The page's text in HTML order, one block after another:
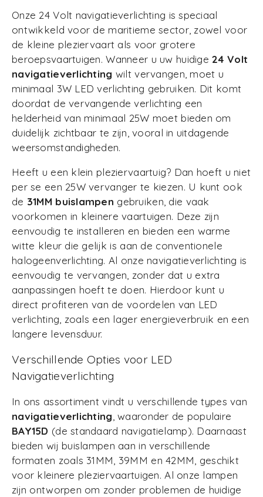
Onze 24 Volt navigatieverlichting is speciaal
ontwikkeld voor de maritieme sector, zowel voor
de kleine pleziervaart als voor grotere
beroepsvaartuigen. Wanneer u uw huidige24 Volt
navigatieverlichting wilt vervangen, moet u
minimaal 3W LED verlichting gebruiken. Dit komt
doordat de vervangende verlichting een
helderheid van minimaal 25W moet bieden om
duidelijk zichtbaar te zijn, vooral in uitdagende
weersomstandigheden.
Heeft u een klein pleziervaartuig? Dan hoeft u niet
per se een 25W vervanger te kiezen. U kunt ook
de 31MM buislampen gebruiken, die vaak
voorkomen in kleinere vaartuigen. Deze zijn
eenvoudig te installeren en bieden een warme
witte kleur die gelijk is aan de conventionele
halogeenverlichting. Al onze navigatieverlichting is
eenvoudig te vervangen, zonder dat u extra
aanpassingen hoeft te doen. Hierdoor kunt u
direct profiteren van de voordelen van LED
verlichting, zoals een lager energieverbruik en een
langere levensduur.
Verschillende Opties voor LED
Navigatieverlichting
In ons assortiment vindt u verschillende types van
navigatieverlichting , waaronder de populaire
BAY15D (de standaard navigatielamp). Daarnaast
bieden wij buislampen aan in verschillende
formaten zoals 31MM, 39MM en 42MM, geschikt
voor kleinere pleziervaartuigen. Al onze lampen
zijn ontworpen om zonder problemen de huidige